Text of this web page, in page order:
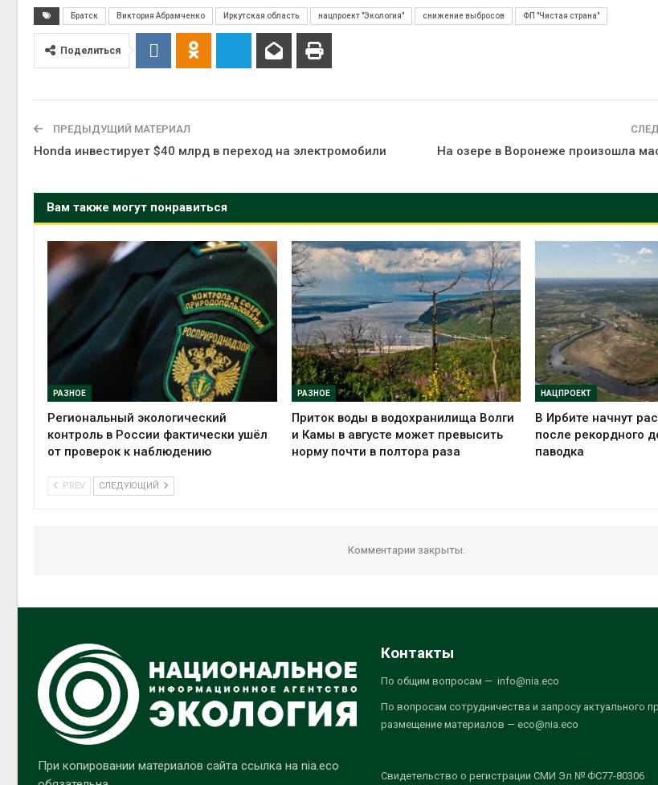
Братск Виктория Абрамченко Иркутская область нацпроект "Экология" снижение выбросов ФП "Чистая страна"
Поделиться
ПРЕДЫДУЩИЙ МАТЕРИАЛ
Honda инвестирует $40 млрд в переход на электромобили
На озере в Воронеже произошла
Вам также могут понравиться
РАЗНОЕ
Региональный экологический
контроль в России фактически ушёл
от проверок к наблюдению
РАЗНОЕ
Приток воды в водохранилища Волги
и Камы в августе может превысить
норму почти в полтора раза
НАЦПРОЕКТ
В Ирбите начнут
после рекордного
паводка
PREV СЛЕДУЮЩИЙ
Комментарии закрыты.
контейнерных площадок
Авг 7, 2026
В китайской провинции
тыс. человек
полтора раза
Авг 7, 2026
При копировании материалов сайта ссылка на nia.eco
Контакты
По общим вопросам — info@nia.eco
По вопросам сотрудничества и запросу актуального
размещение материалов — eco@nia.eco
Свидетельство о регистрации СМИ Эл № ФС77-80306